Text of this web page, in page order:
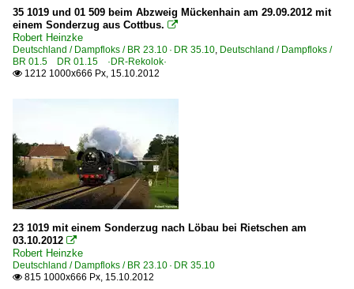
1 203 BR 203 DR 110 Umbau DR V 100.1 Private
1 204 BR 204 · DR 110 DR V 100
1 212 BR 212 DB V 100.20
1 218 BR 218
1 220 BR 220 DB V 200.0
1 223 BR 223 · BR 253 · DE 2000 ·ER20·
1 227 BR 227 ·NoHAB AA16· 'V 170'
1 228 BR 228 · DR 118 DR V 180
1 232 BR 232 DR 132 · DR 130.1 Lokportraits
1 232 BR 232 DR 132 · DR 130.1 Private 'Ludmilla'
35 1019 und 01 509 beim Abzweig Mückenhain am 29.09.2012 mit
einem Sonderzug aus Cottbus. 
Robert Heinzke
Deutschland / Dampfloks / BR 23.10 · DR 35.10, Deutschland / Dampfloks /
BR 01.5 DR 01.15 ·DR-Rekolok·
 1212 1000x666 Px, 15.10.2012
23 1019 mit einem Sonderzug nach Löbau bei Rietschen am
03.10.2012 
Robert Heinzke
Deutschland / Dampfloks / BR 23.10 · DR 35.10
 815 1000x666 Px, 15.10.2012